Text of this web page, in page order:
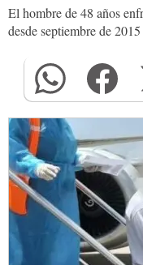
El hombre de 48 años
desde septiembre de 2015